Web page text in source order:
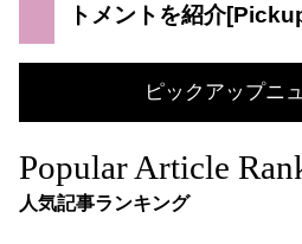
トメントを紹介
ピックアップニ
Popular Article
人気記事ランキング